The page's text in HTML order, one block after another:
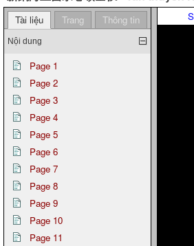
Tài liệu Trang Thông tin
Nội dung
Page 1
Page 2
Page 3
Page 4
Page 5
Page 6
Page 7
Page 8
Page 9
Page 10
Page 11